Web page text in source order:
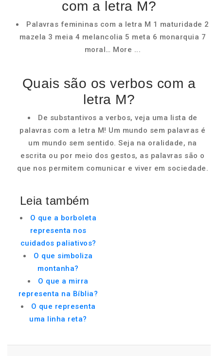
com a letra M?
Palavras femininas com a letra M 1 maturidade 2
mazela 3 meia 4 melancolia 5 meta 6 monarquia 7
moral… More ...
Quais são os verbos com a
letra M?
De substantivos a verbos, veja uma lista de
palavras com a letra M! Um mundo sem palavras é
um mundo sem sentido. Seja na oralidade, na
escrita ou por meio dos gestos, as palavras são o
que nos permitem comunicar e viver em sociedade.
Leia também
O que a borboleta
representa nos
cuidados paliativos?
O que simboliza
montanha?
O que a mirra
representa na Bíblia?
O que representa
uma linha reta?